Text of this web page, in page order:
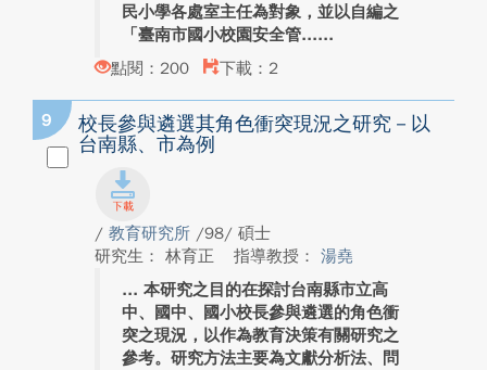
民小學各處室主任為對象，並以自編之
「臺南市國小校園安全管...
點閱：200
下載：2
9
校長參與遴選其角色衝突現況之研究－以
台南縣、市為例
/ 教育研究所 /98/ 碩士
研究生： 林育正
指導教授： 湯堯
本研究之目的在探討台南縣市立高
中、國中、國小校長參與遴選的角色衝
突之現況，以作為教育決策有關研究之
參考。研究方法主要為文獻分析法、問